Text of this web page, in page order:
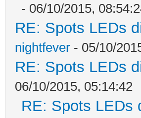
- 06/10/2015,
RE: Spots LEDs
nightfever - 05/10/
RE: Spots LEDs
06/10/2015, 05:14:42
RE: Spots LEDs